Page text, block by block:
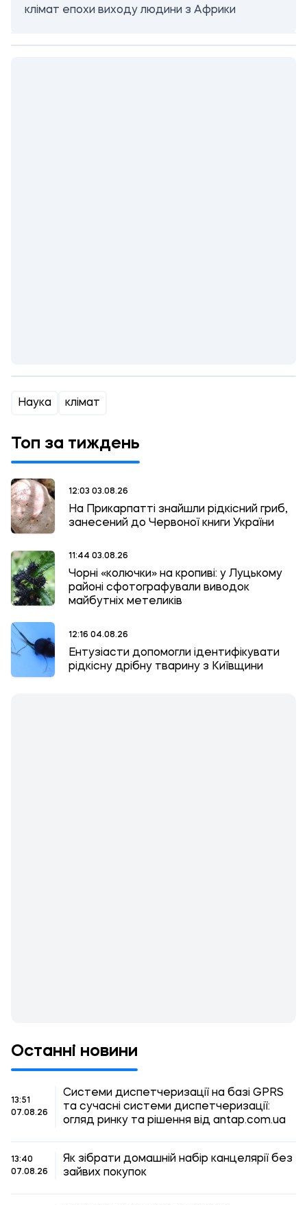
клімат епохи виходу людини з Африки
Наука клімат
Топ за тиждень
12:03 03.08.26
На Прикарпатті знайшли рідкісний гриб,
занесений до Червоної книги України
11:44 03.08.26
Чорні «колючки» на кропиві: у Луцькому
районі сфотографували виводок
майбутніх метеликів
12:16 04.08.26
Ентузіасти допомогли ідентифікувати
рідкісну дрібну тварину з Київщини
Останні новини
13:51
07.08.26
Системи диспетчеризації на базі GPRS
та сучасні системи диспетчеризації:
огляд ринку та рішення від antap.com.ua
13:40
07.08.26
Як зібрати домашній набір канцелярії без
зайвих покупок